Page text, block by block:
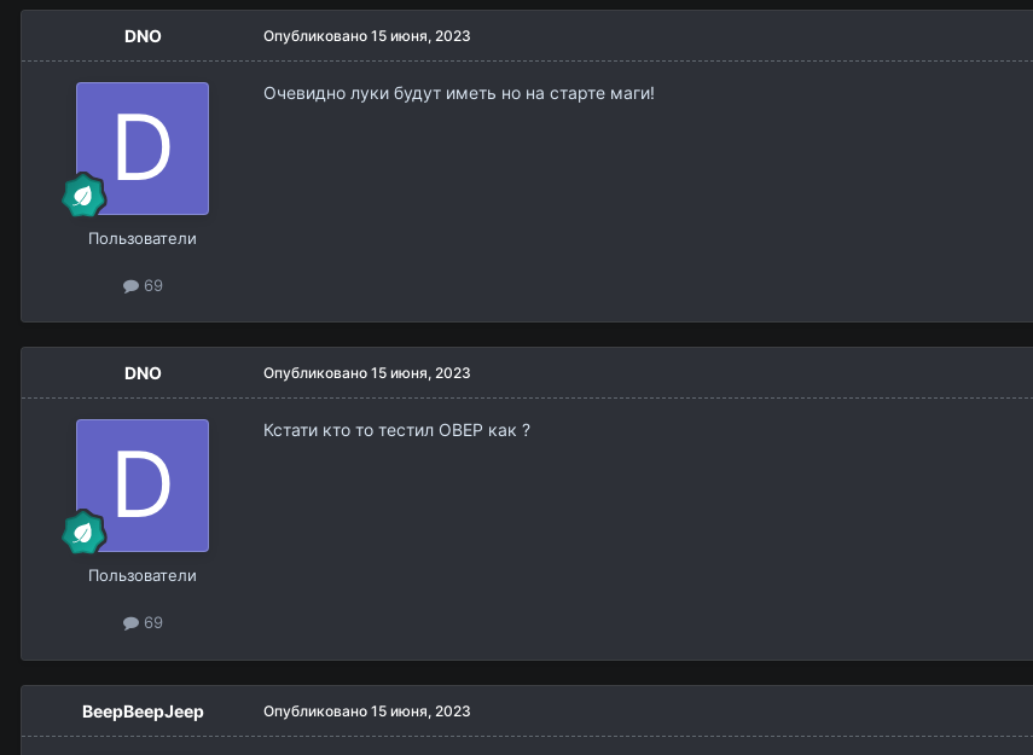
DNO
Пользователи
69
Опубликовано 15 июня, 2023
Очевидно луки будут иметь но на старте маги!
DNO
Пользователи
69
Опубликовано 15 июня, 2023
Кстати кто то тестил ОВЕР как ?
BeepBeepJeep Опубликовано 15 июня, 2023